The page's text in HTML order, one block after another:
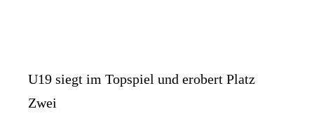
U19 siegt im Topspiel und erobert Platz
Zwei